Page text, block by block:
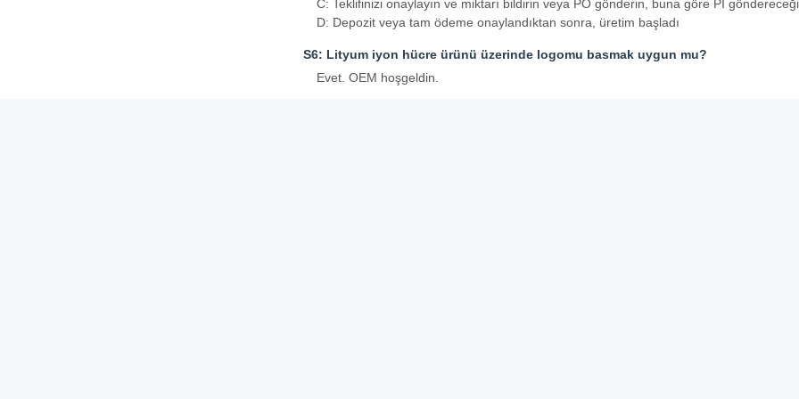
C: Teklifinizi onaylayın ve miktarı bildirin veya PO gönderin, buna göre PI
D: Depozit veya tam ödeme onaylandıktan sonra, üretim başladı
S6: Lityum iyon hücre ürünü üzerinde logomu basmak uygun mu?
Evet. OEM hoşgeldin.